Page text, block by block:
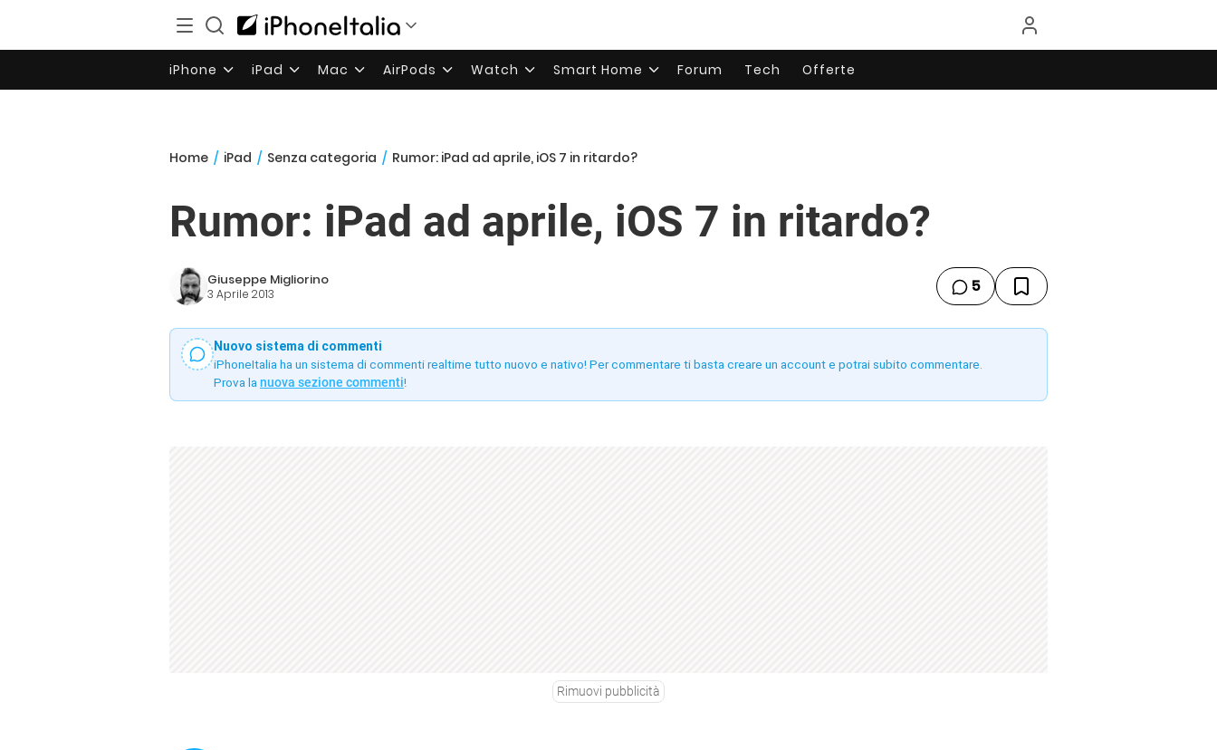
iPhone iPad Mac AirPods Watch Smart Home Forum Tech Offerte
Home / iPad / Senza categoria / Rumor: iPad ad aprile, iOS 7 in ritardo?
Rumor: iPad ad aprile, iOS 7 in ritardo?
Giuseppe Migliorino
3 Aprile 2013 5
Nuovo sistema di commenti
iPhoneItalia ha un sistema di commenti realtime tutto nuovo e nativo! Per commentare ti basta creare un account e potrai subito commentare.
Prova la nuova sezione commenti!
Rimuovi pubblicità